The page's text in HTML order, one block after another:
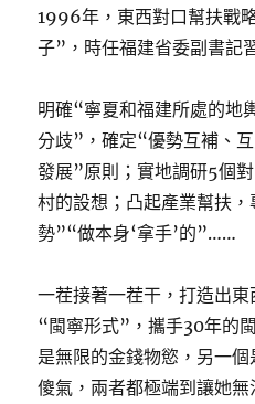
1996年，東西對口幫扶戰
子”，時任福建省委副書記
明確“寧夏和福建所處的地
分歧”，確定“優勢互補、
發展”原則；實地調研5個
村的設想；凸起產業幫扶
勢”“做本身‘拿手’的”……
一茬接著一茬干，打造出
“閩寧形式”，攜手30年的
是無限的金錢物慾，另一
傻氣，兩者都極端到讓她